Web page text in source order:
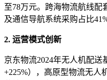
至78万元‌。跨海物流航线配
及通信导航系统采购占比41%‌
2. ‌运营模式创新‌
京东物流2024年无人机配送
+225%），高原型物流无人